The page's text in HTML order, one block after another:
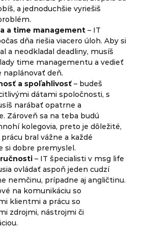
a jednoduchšie vyriešiš
a time management– IT
dňa riešia viacero úloh. Aby si
a neodkladal deadliny, musíš
time managementu a vedieť
deň.
a spoľahlivosť– budeš
dátami spoločnosti, s
narábať opatrne a
Zároveň sa na teba budú
kolegovia, preto je dôležité,
bral vážne a každé
si dobre premyslel.
– IT špecialisti v msg life
ovládať aspoň jeden cudzí
nemčinu, prípadne aj angličtinu.
na komunikáciu so
klientmi a prácu so
zdrojmi, nástrojmi či